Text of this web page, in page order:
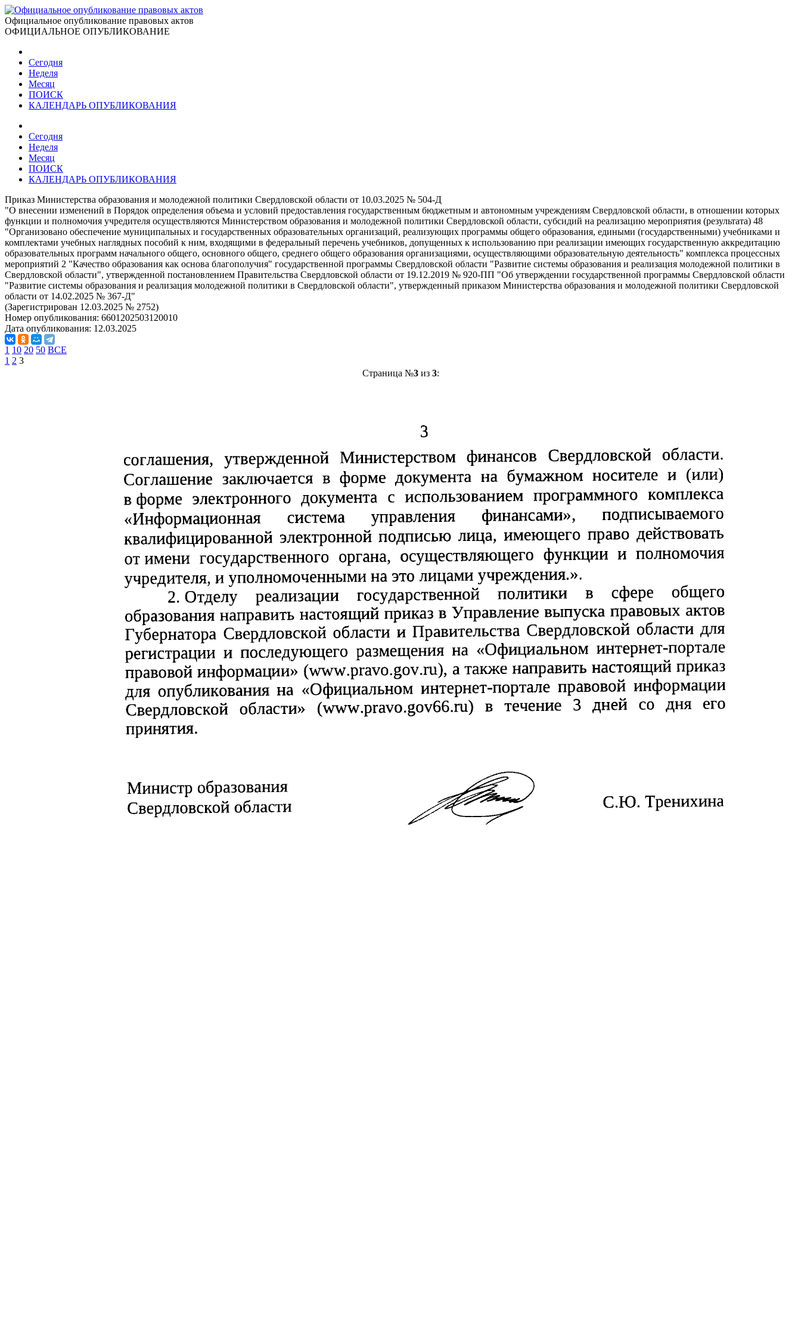
Официальное опубликование правовых актов
ОФИЦИАЛЬНОЕ ОПУБЛИКОВАНИЕ
Сегодня
Неделя
Месяц
ПОИСК
КАЛЕНДАРЬ ОПУБЛИКОВАНИЯ
Сегодня
Неделя
Месяц
ПОИСК
КАЛЕНДАРЬ ОПУБЛИКОВАНИЯ
Приказ Министерства образования и молодежной политики Свердловской области от 10.03.2025 № 504-Д
"О внесении изменений в Порядок определения объема и условий предоставления государственным бюджетным и автономным учреждениям Свердловской области, в отношении которых
функции и полномочия учредителя осуществляются Министерством образования и молодежной политики Свердловской области, субсидий на реализацию мероприятия (результата) 48
"Организовано обеспечение муниципальных и государственных образовательных организаций, реализующих программы общего образования, едиными (государственными) учебниками и
комплектами учебных наглядных пособий к ним, входящими в федеральный перечень учебников, допущенных к использованию при реализации имеющих государственную аккредитацию
образовательных программ начального общего, основного общего, среднего общего образования организациями, осуществляющими образовательную деятельность" комплекса процессных
мероприятий 2 "Качество образования как основа благополучия" государственной программы Свердловской области "Развитие системы образования и реализация молодежной политики в
Свердловской области", утвержденной постановлением Правительства Свердловской области от 19.12.2019 № 920-ПП "Об утверждении государственной программы Свердловской области
"Развитие системы образования и реализация молодежной политики в Свердловской области", утвержденный приказом Министерства образования и молодежной политики Свердловской
области от 14.02.2025 № 367-Д"
(Зарегистрирован 12.03.2025 № 2752)
Номер опубликования: 6601202503120010
Дата опубликования: 12.03.2025
1 10 20 50 ВСЕ
1 2 3
Страница №3из 3: